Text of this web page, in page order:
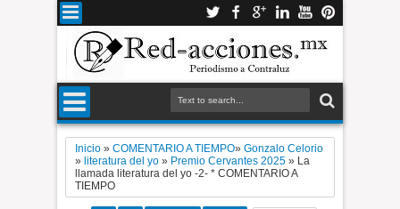
Inicio »COMENTARIO A TIEMPO​»Gonzalo Celorio
» literatura del yo » Premio Cervantes 2025 » La
llamada literatura del yo -2- * COMENTARIO A
TIEMPO